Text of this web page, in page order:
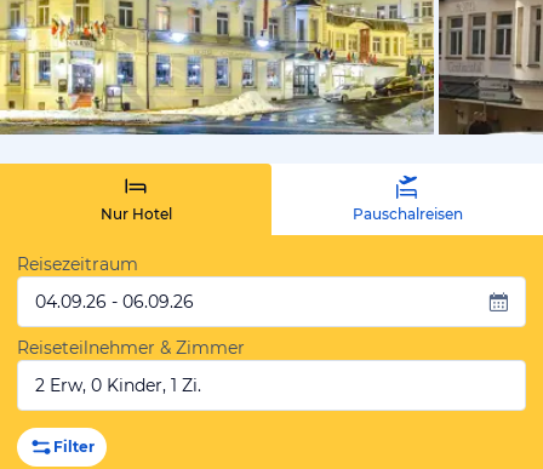
vom
Nur Hotel Pauschalreisen
Reisezeitraum
04.09.26 - 06.09.26
Reiseteilnehmer & Zimmer
2 Erw, 0 Kinder, 1 Zi.
Filter